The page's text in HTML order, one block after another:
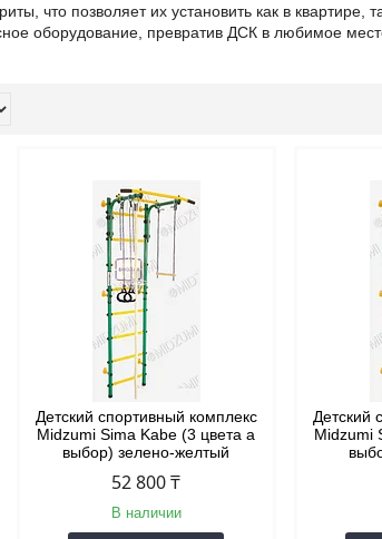
что позволяет их установить как в квартире,
оборудование, превратив ДСК в любимое
Детский спортивный комплекс
Midzumi Sima Kabe (3 цвета а
выбор) зелено-желтый
52 800 ₸
В наличии
Детский
Midzumi